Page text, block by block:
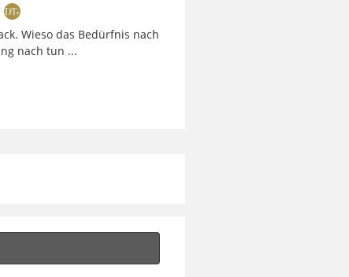
Wieso das Bedürfnis nach
nach tun ...